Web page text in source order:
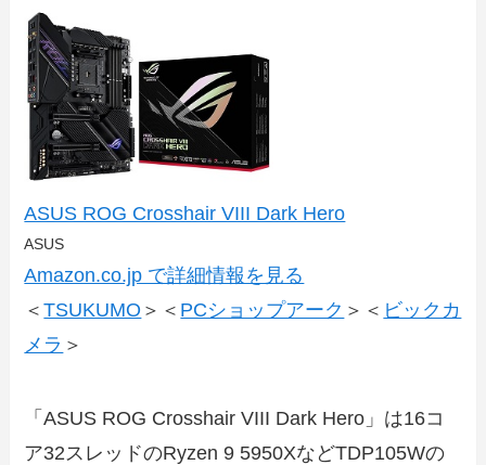
ASUS ROG Crosshair VIII Dark Hero
ASUS
Amazon.co.jp で詳細情報を見る
＜TSUKUMO ＞＜ PCショップアーク ＞＜ ビックカ
メラ ＞
「ASUS ROG Crosshair VIII Dark Hero」は16コ
ア32スレッドのRyzen 9 5950XなどTDP105Wの